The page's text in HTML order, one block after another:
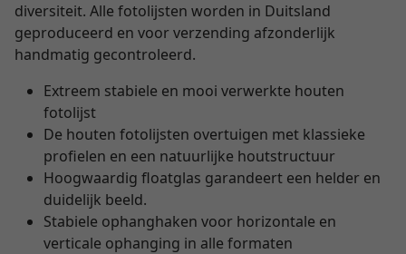
diversiteit. Alle fotolijsten worden in Duitsland
geproduceerd en voor verzending afzonderlijk
handmatig gecontroleerd.
Extreem stabiele en mooi verwerkte houten
fotolijst
De houten fotolijsten overtuigen met klassieke
profielen en een natuurlijke houtstructuur
Hoogwaardig floatglas garandeert een helder en
duidelijk beeld.
Stabiele ophanghaken voor horizontale en
verticale ophanging in alle formaten